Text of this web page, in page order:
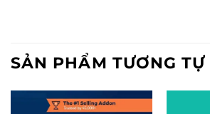
SẢN PHẨM TƯƠNG TỰ